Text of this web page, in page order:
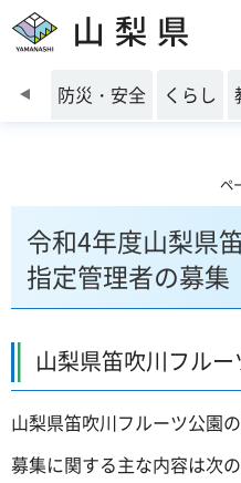
山梨県
前のスライドを表示
防災・安全 くらし
ペ
令和4年度山梨県
指定管理者の募集
山梨県笛吹川フル
山梨県笛吹川フルーツ公園
募集に関する主な内容は次の